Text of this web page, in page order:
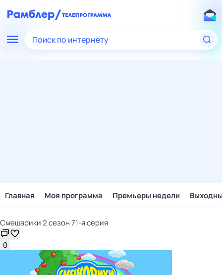
Поиск по интернету
Главная Моя программа Премьеры недели
Смешарики 2 сезон 71-я серия
0